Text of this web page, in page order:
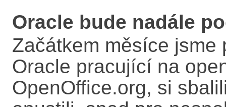
Oracle bude nadále
Začátkem měsíce
Oracle pracující na
OpenOffice.org, si